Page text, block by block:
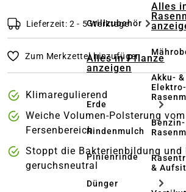
Grillzubehör
Alles in Pflanze
anzeigen
Erde
Rindenmulch
Pinienrinde
Dünger
Alles
Akku- &
Elektro-
Benzin-
&
Lieferzeit: 2 - 5 Werktage
Zum Merkzettel hinzufügen
Klimaregulierend
Weiche Volumen-Polsterung
Fersenbereich
Stoppt die Bakterienbildung und
geruchsneutral